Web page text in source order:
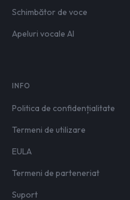
Schimbător de voce
Apeluri vocale AI
INFO
Politica de confidențialitate
Termeni de utilizare
EULA
Termeni de parteneriat
Suport